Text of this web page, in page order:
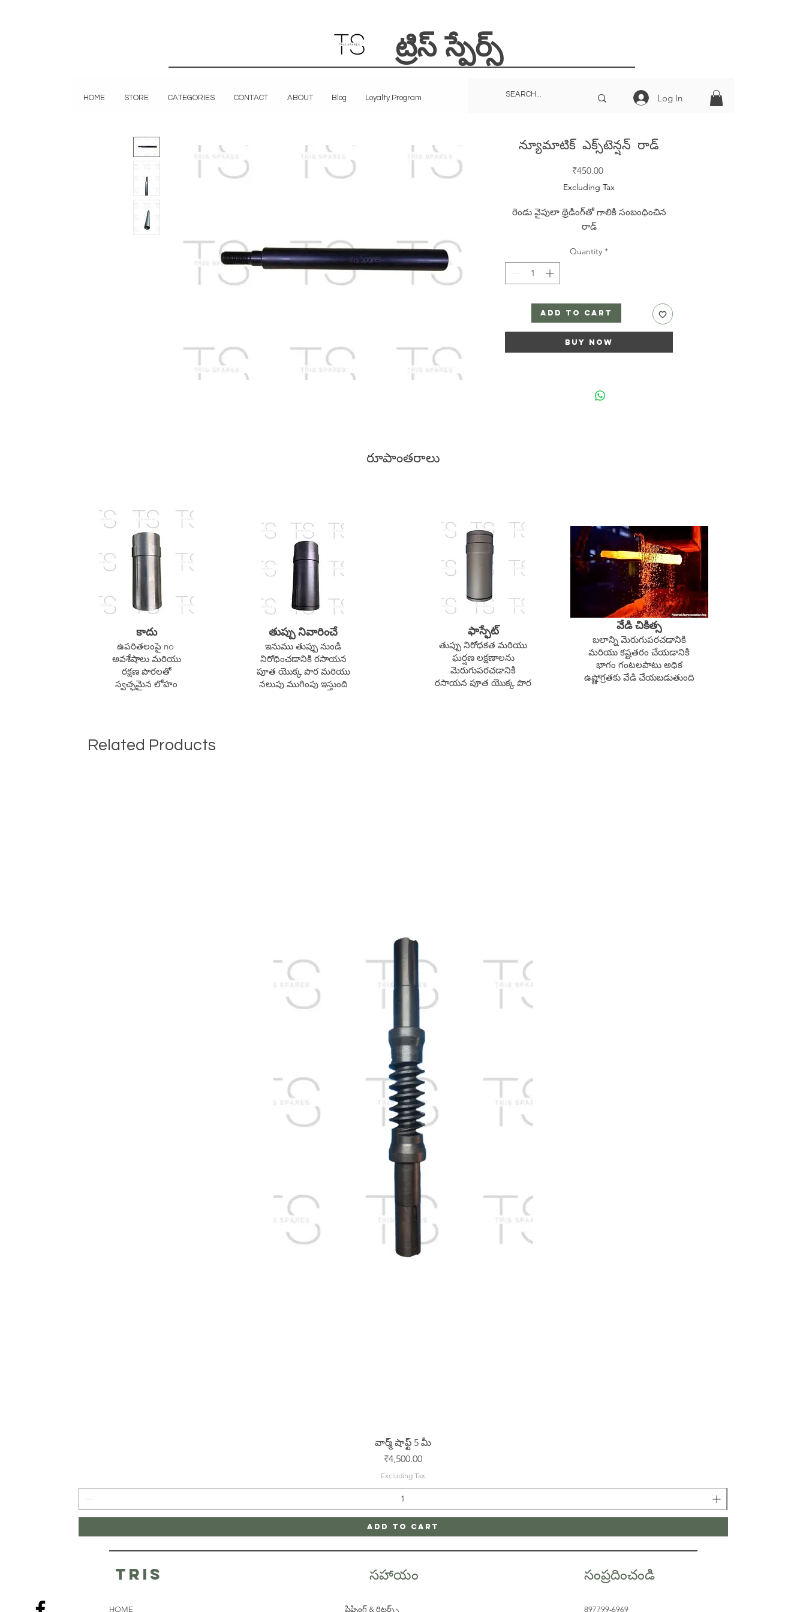
ట్రిస్ స్పేర్స్
HOME STORE CATEGORIES CONTACT ABOUT Blog Loyalty Program Log In
న్యూమాటిక్ ఎక్స్‌టెన్షన్ రాడ్
₹450.00Price
Excluding Tax
రెండు వైపులా థ్రెడింగ్‌తో గాలికి సంబంధించిన
రాడ్
Quantity *
Add to Cart
Buy Now
రూపాంతరాలు
కాదు
ఉపరితలంపై no
అవశేషాలు మరియు
రక్షణ పొరలతో
స్వచ్ఛమైన లోహం
తుప్పు నివారించే
ఇనుము తుప్పు నుండి
నిరోధించడానికి రసాయన
పూత యొక్క పొర మరియు
నలుపు ముగింపు ఇస్తుంది
ఫాస్ఫేట్
తుప్పు నిరోధకత మరియు
ఘర్షణ లక్షణాలను
మెరుగుపరచడానికి
రసాయన పూత యొక్క పొర
వేడి చికిత్స
బలాన్ని మెరుగుపరచడానికి
మరియు కష్టతరం చేయడానికి
భాగం గంటలపాటు అధిక
ఉష్ణోగ్రతకు వేడి చేయబడుతుంది
Related Products
Quick View
వార్మ్ షాఫ్ట్ 5 మీ
Price
₹4,500.00
Excluding Tax
Add to Cart
tris సహాయం సంప్రదించండి
HOME షిప్పింగ్ & రిటర్న్స్ 897799-6969